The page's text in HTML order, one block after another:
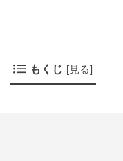
もくじ [見る]